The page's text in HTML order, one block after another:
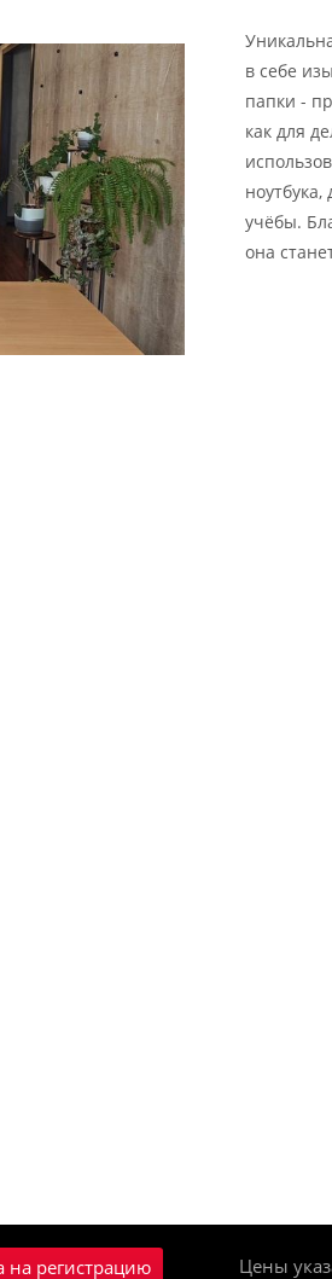
в себе
папки -
как для
учёбы.
она
на регистрацию Цены